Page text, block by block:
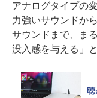
アナログタイプの
力強いサウンドか
サウンドまで、ま
没入感を与える」と
聴